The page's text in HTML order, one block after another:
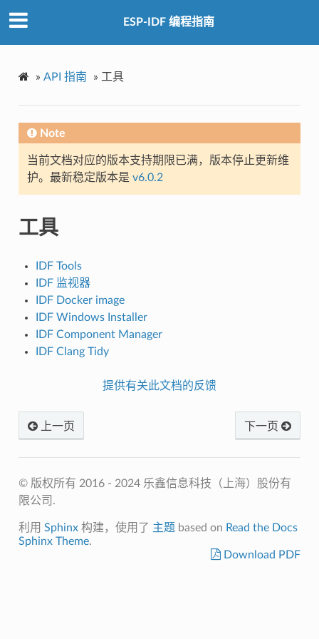
ESP-IDF 编程指南
» API 指南 » 工具
Note
当前文档对应的版本支持期限已满，版本停止更新维
护。最新稳定版本是 v6.0.2
工具
IDF Tools
IDF 监视器
IDF Docker image
IDF Windows Installer
IDF Component Manager
IDF Clang Tidy
提供有关此文档的反馈
上一页 下一页
© 版权所有 2016 - 2024 乐鑫信息科技（上海）股份有
限公司.
利用 Sphinx构建，使用了 主题 based on Read the Docs
Sphinx Theme.
Download PDF